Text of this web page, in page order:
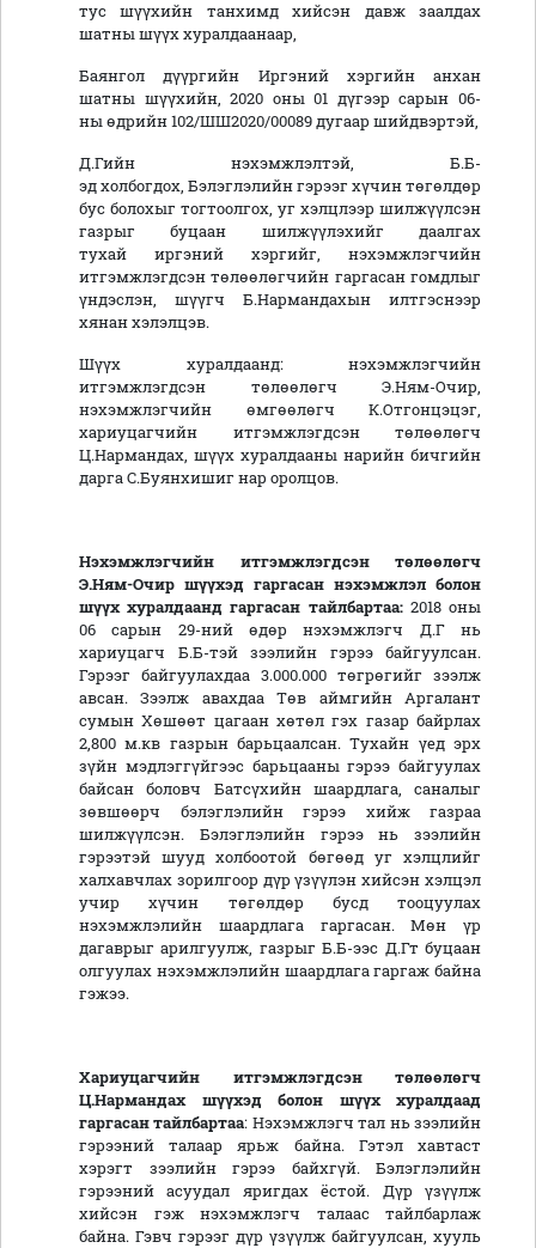
тус шүүхийн танхимд хийсэн давж заалдах
шатны шүүх хуралдаанаар,
Баянгол дүүргийн Иргэний хэргийн анхан
шатны шүүхийн, 2020 оны01 дүгээр сарын 06-
ны өдрийн 102/ШШ2020/00089 дугаар шийдвэртэй,
Д.Гийн нэхэмжлэлтэй, Б.Б-
эд холбогдох, Бэлэглэлийн гэрээг хүчин төгөлдөр
бус болохыг тогтоолгох, уг хэлцлээр шилжүүлсэн
газрыг буцаан шилжүүлэхийг даалгах
тухай иргэний хэргийг, нэхэмжлэгчийн
итгэмжлэгдсэн төлөөлөгчийн гаргасан гомдлыг
үндэслэн, шүүгч Б.Нармандахын илтгэснээр
хянан хэлэлцэв.
Шүүх хуралдаанд: нэхэмжлэгчийн
итгэмжлэгдсэн төлөөлөгч Э.Ням-Очир,
нэхэмжлэгчийн өмгөөлөгч К.Отгонцэцэг,
хариуцагчийн итгэмжлэгдсэн төлөөлөгч
Ц.Нармандах, шүүх хуралдааны нарийн бичгийн
дарга С.Буянхишиг нар оролцов.
Нэхэмжлэгчийн итгэмжлэгдсэн төлөөлөгч
Э.Ням-Очир шүүхэд гаргасан нэхэмжлэл болон
шүүх хуралдаанд гаргасан тайлбартаа:2018 оны
06 сарын 29-ний өдөр нэхэмжлэгч Д.Г нь
хариуцагч Б.Б-тэй зээлийн гэрээ байгуулсан.
Гэрээг байгуулахдаа 3.000.000 төгрөгийг зээлж
авсан. Зээлж авахдаа Төв аймгийн Аргалант
сумын Хөшөөт цагаан хөтөл гэх газар байрлах
2,800 м.кв газрын барьцаалсан. Тухайн үед эрх
зүйн мэдлэггүйгээс барьцааны гэрээ байгуулах
байсан боловч Батсүхийн шаардлага, саналыг
зөвшөөрч бэлэглэлийн гэрээ хийж газраа
шилжүүлсэн. Бэлэглэлийн гэрээ нь зээлийн
гэрээтэй шууд холбоотой бөгөөд уг хэлцлийг
халхавчлах зорилгоор дүр үзүүлэн хийсэн хэлцэл
учир хүчин төгөлдөр бусд тооцуулах
нэхэмжлэлийн шаардлага гаргасан. Мөн үр
дагаврыг арилгуулж, газрыг Б.Б-ээс Д.Гт буцаан
олгуулах нэхэмжлэлийн шаардлага гаргаж байна
гэжээ.
Хариуцагчийн итгэмжлэгдсэн төлөөлөгч
Ц.Нармандах шүүхэд болон шүүх хуралдаад
гаргасан тайлбартаа: Нэхэмжлэгч тал нь зээлийн
гэрээний талаар ярьж байна. Гэтэл хавтаст
хэрэгт зээлийн гэрээ байхгүй. Бэлэглэлийн
гэрээний асуудал яригдах ёстой. Дүр үзүүлж
хийсэн гэж нэхэмжлэгч талаас тайлбарлаж
байна. Гэвч гэрээг дүр үзүүлж байгуулсан, хууль